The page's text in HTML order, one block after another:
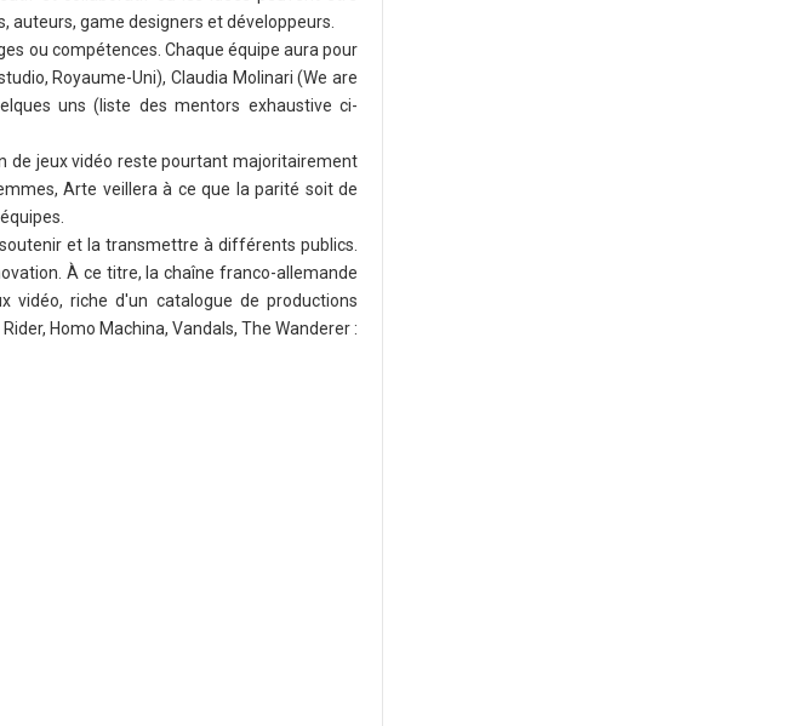
auteurs, game designers et développeurs.
ou compétences. Chaque équipe aura pour
Royaume-Uni), Claudia Molinari (We are
uns (liste des mentors exhaustive ci-
de jeux vidéo reste pourtant majoritairement
Arte veillera à ce que la parité soit de
et la transmettre à différents publics.
À ce titre, la chaîne franco-allemande
vidéo, riche d'un catalogue de productions
Homo Machina, Vandals, The Wanderer :